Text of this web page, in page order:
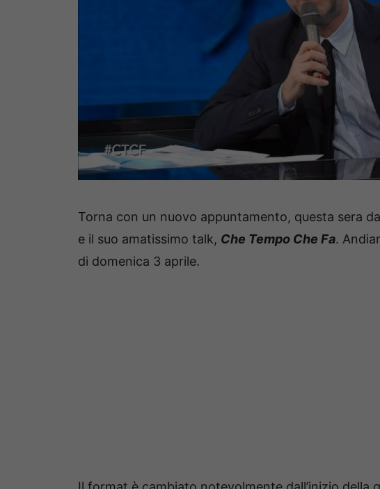
Torna con un nuovo appuntamento, questa sera
e il suo amatissimo talk, Che Tempo Che Fa.
di domenica 3 aprile.